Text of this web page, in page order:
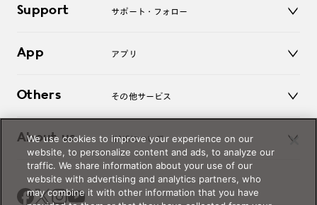
アクセサリー
ログアウト
Support サポート・フォロー
よくあるご質問
お問い合わせ
App アプリ
Others その他サービス
レンズ交換
オンラインギフト
価格案内
About us JINSについて
Magnify Life
会社概要
採用情報
We use cookies to improve your experience on our
website, to personalize content and ads, to analyze our
traffic. We share information about your use of our
website with advertising and analytics partners, who
may combine it with other information that you have